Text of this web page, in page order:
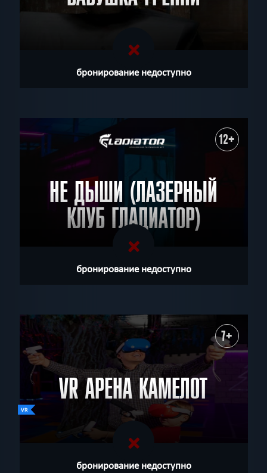
бронирование недоступно
12+
НЕ ДЫШИ (ЛАЗЕРНЫЙ
КЛУБ ГЛАДИАТОР)
бронирование недоступно
7+
VR АРЕНА КАМЕЛОТ
бронирование недоступно